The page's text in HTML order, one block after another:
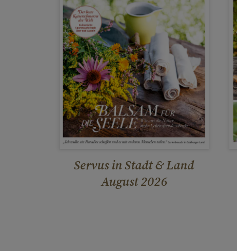
Servus in Stadt & Land
August 2026